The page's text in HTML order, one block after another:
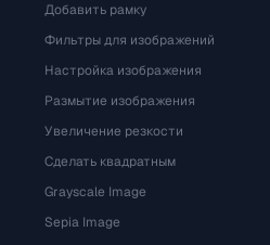
Добавить рамку
Фильтры для изображений
Настройка изображения
Размытие изображения
Увеличение резкости
Сделать квадратным
Grayscale Image
Sepia Image